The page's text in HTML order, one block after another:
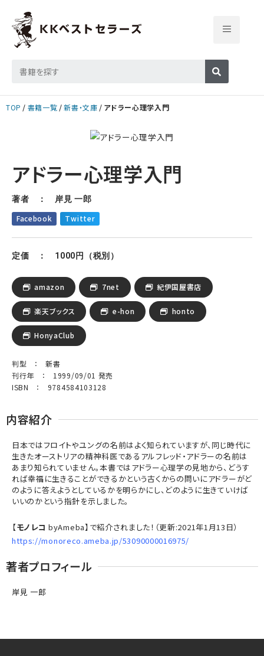
TOP 書籍一覧 新書・文庫 アドラー心理学入門
アドラー心理学入門
著者 ： 岸見 一郎
Facebook Twitter
定価 ： 1000円（税別）
amazon 7net 紀伊国屋書店
楽天ブックス e-hon honto
HonyaClub
判型 ： 新書
刊行年 ： 1999/09/01 発売
ISBN ： 9784584103128
内容紹介
日本ではフロイトやユングの名前はよく知られていますが、同じ時代に
生きたオーストリアの精神科医であるアルフレッド・アドラーの名前は
あまり知られていません。本書ではアドラー心理学の見地から、どうす
れば幸福に生きることができるかという古くからの問いにアドラーがど
のように答えようとしているかを明らかにし、どのように生きていけば
いいのかという指針を示しました。
【モノレコ byAmeba】で紹介されました！（更新:2021年1月13日）
https://monoreco.ameba.jp/53090000016975/
著者プロフィール
岸見 一郎